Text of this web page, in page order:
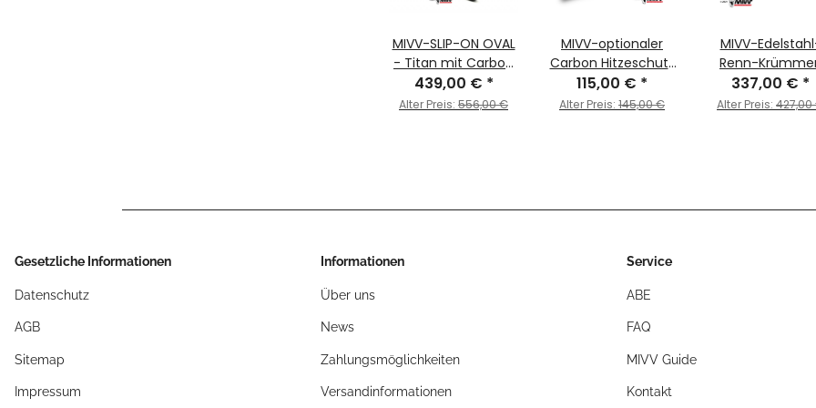
MIVV-SLIP-ON OVAL
- Titan mit Carbon
Endkappe für KTM -
690 SMC R BJ. 2019 >
439,00 € *
Alter Preis: 556,00 €
MIVV-optionaler
Carbon Hitzeschutz
SMC R BJ. 2019 >
115,00 € *
Alter Preis: 145,00 €
MIVV-
Renn-
kompatibel mit
MIVV- und
337,00 € *
Alter Preis:
Gesetzliche Informationen
Datenschutz
AGB
Sitemap
Impressum
Informationen
Über uns
News
Zahlungsmöglichkeiten
Versandinformationen
Service
ABE
FAQ
MIVV Guide
Kontakt